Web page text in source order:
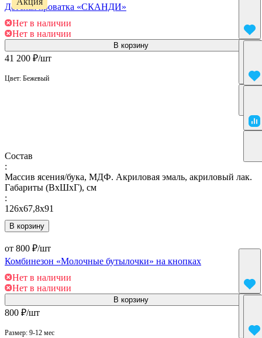
Детская кроватка «СКАНДИ»
Нет в наличии
В корзину
Нет в наличии
В корзину
41 200 ₽/шт
Цвет: Бежевый
Состав
:
Массив ясения/бука, МДФ. Акриловая эмаль, акриловый лак.
Габариты (ВхШхГ), см
:
126х67,8х91
от 800 ₽/шт
Комбинезон «Молочные бутылочки» на кнопках
Нет в наличии
Нет в наличии
В корзину
800 ₽/шт
Размер: 9-12 мес